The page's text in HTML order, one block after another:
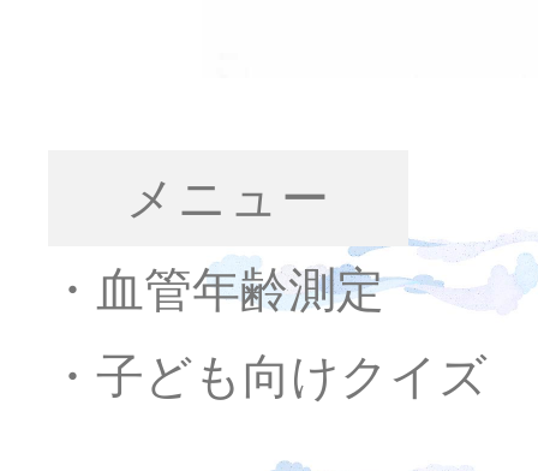
メニュー
・血管年齢測定
・子ども向けクイズ